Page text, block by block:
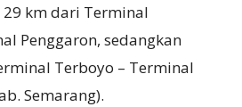
km dari Terminal
Penggaron, sedangkan
Terboyo – Terminal
Semarang).